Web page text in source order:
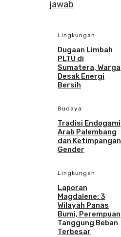
Lingkungan
Dugaan Limbah
PLTU di
Sumatera, Warga
Desak Energi
Bersih
Budaya
Tradisi Endogami
Arab Palembang
dan Ketimpangan
Gender
Lingkungan
Laporan
Magdalene: 3
Wilayah Panas
Bumi, Perempuan
Tanggung Beban
Terbesar